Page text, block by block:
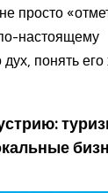
просто
настоящему
понять его